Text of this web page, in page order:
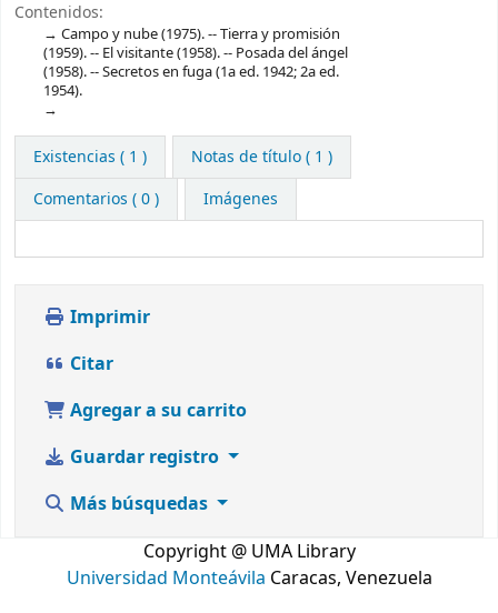
Contenidos:
Campo y nube (1975). -- Tierra y promisión
(1959). -- El visitante (1958). -- Posada del ángel
(1958). -- Secretos en fuga (1a ed. 1942; 2a ed.
1954).
Existencias ( 1 )
Notas de título ( 1 )
Comentarios ( 0 )
Imágenes
Imprimir
Citar
Agregar a su carrito
Guardar registro
Más búsquedas
Copyright @ UMA Library
Universidad Monteávila Caracas, Venezuela